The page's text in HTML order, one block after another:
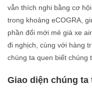
vẫn thích nghi bằng cơ
trong khoảng eCOGRA,
phần đổi mới mẻ giá xe
đi nghịch, cùng với hàng
chúng ta quen biết chúng
Giao diện chúng ta